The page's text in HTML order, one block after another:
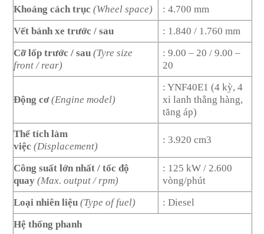
Khoảng cách trục (Wheel space)
: 4.700 mm
Vết bánh xe trước / sau
: 1.840 / 1.760 mm
Cỡ lốp trước / sau(Tyre size
front / rear)
: 9.00 – 20 / 9.00 –
20
Động cơ(Engine model)
: YNF40E1 (4 kỳ, 4
xi lanh thẳng hàng,
tăng áp)
Thể tích làm
việc (Displacement)
: 3.920 cm3
Công suất lớn nhất / tốc độ
quay(Max. output / rpm)
: 125 kW / 2.600
vòng/phút
Loại nhiên liệu(Type of fuel)
: Diesel
Hệ thống phanh